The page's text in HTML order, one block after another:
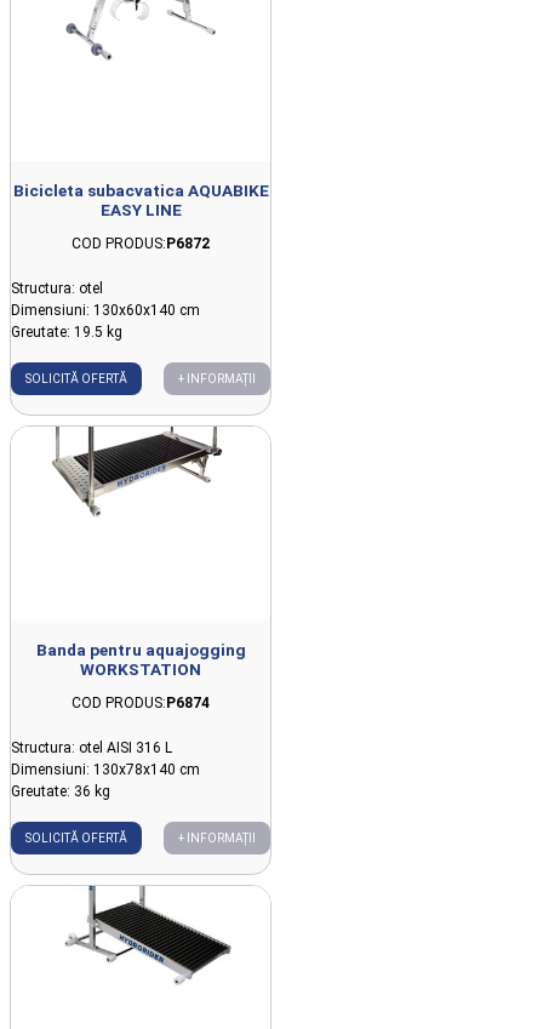
Bicicleta subacvatica AQUABIKE
EASY LINE
COD PRODUS:P6872
Structura: otel
Dimensiuni: 130x60x140 cm
Greutate: 19.5 kg
SOLICITĂ OFERTĂ + INFORMAȚII
Banda pentru aquajogging
WORKSTATION
COD PRODUS: P6874
Structura: otel AISI 316 L
Dimensiuni: 130x78x140 cm
Greutate: 36 kg
SOLICITĂ OFERTĂ + INFORMAȚII